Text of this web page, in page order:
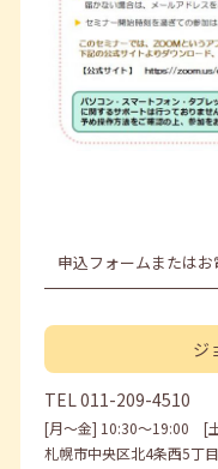
申込フォームまたは
ジ
TEL011-209-4510
[月〜金] 10:30〜19:00 [
札幌市中央区北4条西5丁